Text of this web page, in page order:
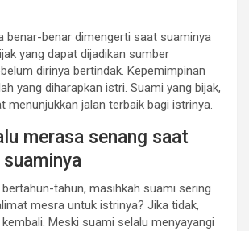
benar-benar dimengerti saat suaminya
yang dapat dijadikan sumber
dirinya bertindak. Kepemimpinan
yang diharapkan istri. Suami yang bijak,
menunjukkan jalan terbaik bagi istrinya.
merasa senang saat
tahun, masihkah suami sering
mesra untuk istrinya? Jika tidak,
Meski suami selalu menyayangi